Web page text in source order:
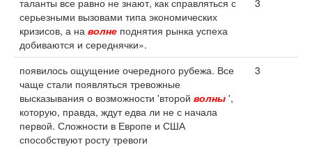
таланты все равно не знают, как справляться с
серьезными вызовами типа экономических
кризисов, а на волне поднятия рынка успеха
добиваются и середнячки».
3
появилось ощущение очередного рубежа. Все
чаще стали появляться тревожные
высказывания о возможности 'второй волны ',
которую, правда, ждут едва ли не с начала
первой. Сложности в Европе и США
способствуют росту тревоги
3